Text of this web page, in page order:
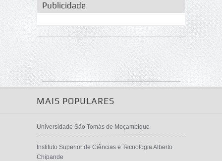
Publicidade
MAIS POPULARES
Universidade São Tomás de Moçambique
Instituto Superior de Ciências e Tecnologia Alberto
Chipande